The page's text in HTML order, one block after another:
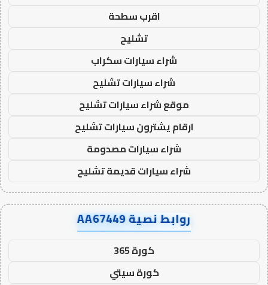
اقرب سطحة
تشليح
شراء سيارات سكراب
شراء سيارات تشليح
موقع شراء سيارات تشليح
ارقام يشترون سيارات تشليح
شراء سيارات مصدومة
شراء سيارات قديمة تشليح
روابط نصية AA67449
كورة 365
كورة سيتي